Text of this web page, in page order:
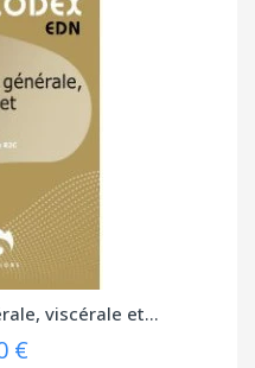
viscérale et...
€